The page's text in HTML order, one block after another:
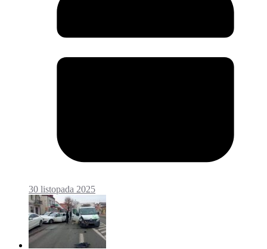
30 listopada 2025